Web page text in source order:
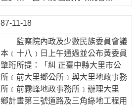
87-11-18
監察院內政及少數民族委員會議
本﹝十八﹞日上午通過並公布黃委員
肇珩所提：「糾 正臺中縣大里市公
所﹝前大里鄉公所﹞與大里地政事務
所﹝前霧峰地政事務所﹞辦理大里
鄉計畫第三號道路及三角綠地工程用